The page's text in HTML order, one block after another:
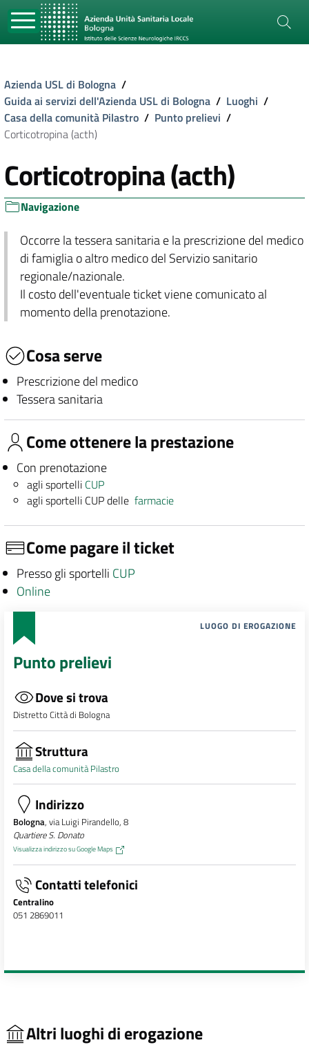
Azienda USL di Bologna /
Guida ai servizi dell'Azienda USL di Bologna / Luoghi /
Casa della comunità Pilastro / Punto prelievi /
Corticotropina (acth)
Corticotropina (acth)
Navigazione
Occorre la tessera sanitaria e la prescrizione del medico
di famiglia o altro medico del Servizio sanitario
regionale/nazionale.
Il costo dell'eventuale ticket viene comunicato al
momento della prenotazione.
Cosa serve
Prescrizione del medico
Tessera sanitaria
Come ottenere la prestazione
Con prenotazione
agli sportelli CUP
agli sportelli CUP dellefarmacie
Come pagare il ticket
Presso gli sportelli CUP
Online
LUOGO DI EROGAZIONE
Punto prelievi
Dove si trova
Distretto Città di Bologna
Struttura
Casa della comunità Pilastro
Indirizzo
Bologna, via Luigi Pirandello, 8
Quartiere S. Donato
Visualizza indirizzo su Google Maps
Contatti telefonici
Centralino
051 2869011
Altri luoghi di erogazione